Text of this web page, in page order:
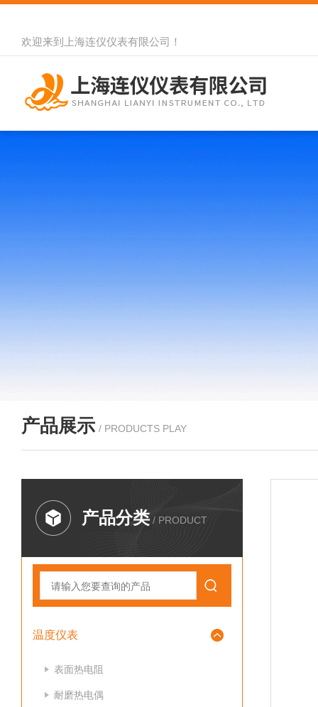
欢迎来到 上海连仪仪表有限公司 ！
产品展示 / PRODUCTS PLAY
产品分类 / PRODUCT
温度仪表
表面热电阻
耐磨热电偶